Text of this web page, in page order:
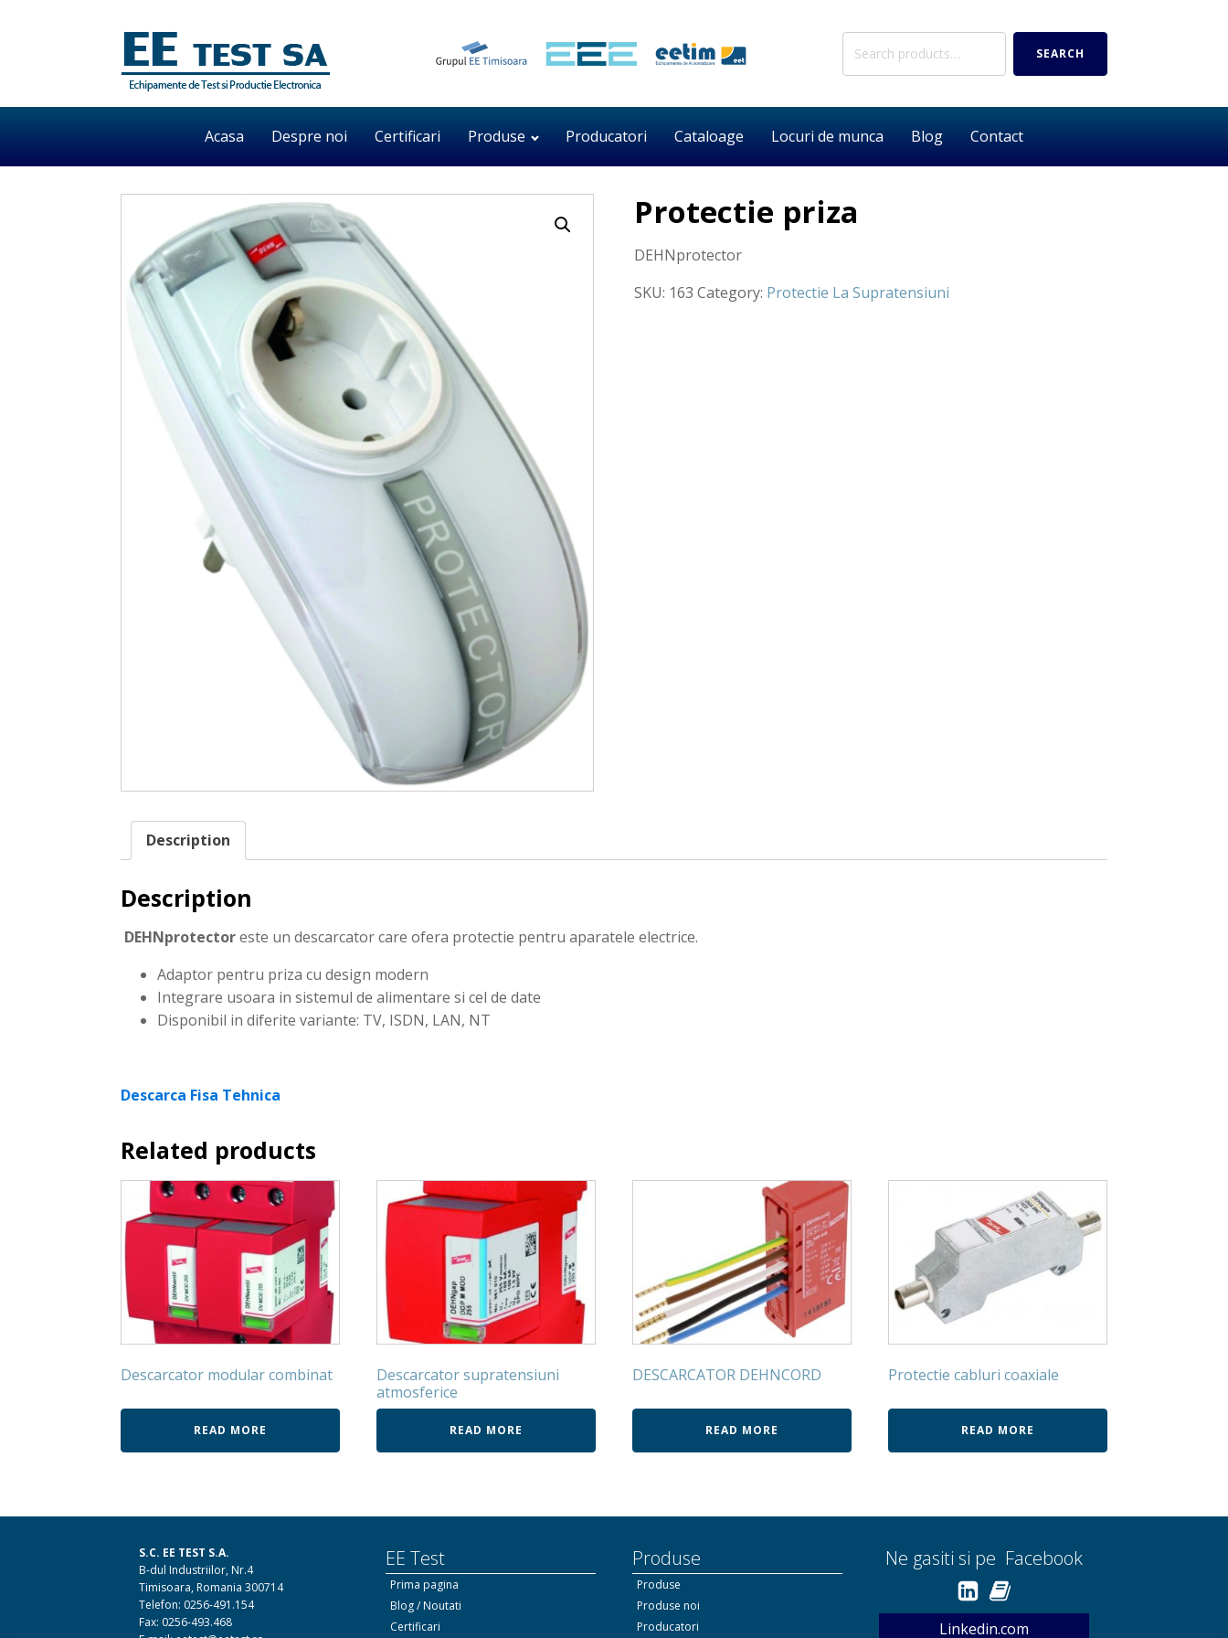
Search
SEARCH
Acasa Despre noi Certificari Produse Producatori Cataloage Locuri de munca Blog Contact
Protectie priza
DEHNprotector
SKU: 163 Category: Protectie La Supratensiuni
Description
Description
DEHNprotectoreste un descarcator care ofera protectie pentru aparatele electrice.
Adaptor pentru priza cu design modern
Integrare usoara in sistemul de alimentare si cel de date
Disponibil in diferite variante: TV, ISDN, LAN, NT
Descarca Fisa Tehnica
Related products
Descarcator modular combinat
READ MORE
Descarcator supratensiuni
atmosferice
READ MORE
DESCARCATOR DEHNCORD
READ MORE
Protectie cabluri coaxiale
READ MORE
S.C. EE TEST S.A.
B-dul Industriilor, Nr.4
Timisoara, Romania 300714
Telefon: 0256-491.154
Fax: 0256-493.468
EE Test
Prima pagina
Blog / Noutati
Certificari
Produse
Produse
Produse noi
Producatori
Ne gasiti si pe Facebook
Linkedin.com